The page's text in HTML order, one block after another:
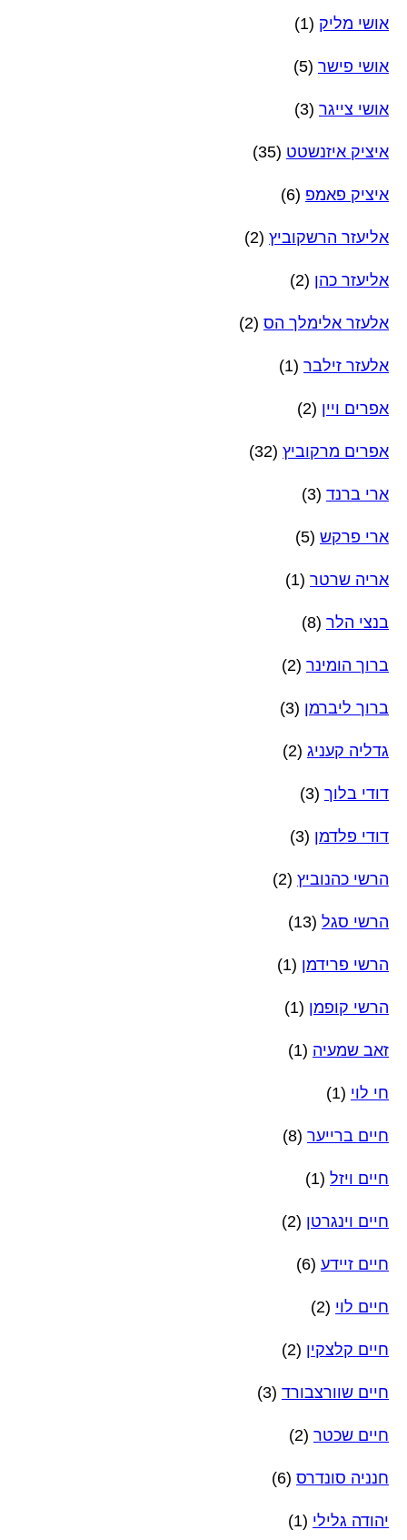
אושי מליק (1)
אושי פישר (5)
אושי צייגר (3)
איציק איזנשטט (35)
איציק פאמפ (6)
אליעזר הרשקוביץ (2)
אליעזר כהן (2)
אלעזר אלימלך הס (2)
אלעזר זילבר (1)
אפרים ויין (2)
אפרים מרקוביץ (32)
ארי ברנד (3)
ארי פרקש (5)
אריה שרטר (1)
בנצי הלר (8)
ברוך הומינר (2)
ברוך ליברמן (3)
גדליה קעניג (2)
דודי בלוך (3)
דודי פלדמן (3)
הרשי כהנוביץ (2)
הרשי סגל (13)
הרשי פרידמן (1)
הרשי קופמן (1)
זאב שמעיה (1)
חי לוי (1)
חיים ברייער (8)
חיים ויזל (1)
חיים וינגרטן (2)
חיים זיידע (6)
חיים לוי (2)
חיים קלצקין (2)
חיים שוורצבורד (3)
חיים שכטר (2)
חנניה סונדרס (6)
יהודה גלילי (1)